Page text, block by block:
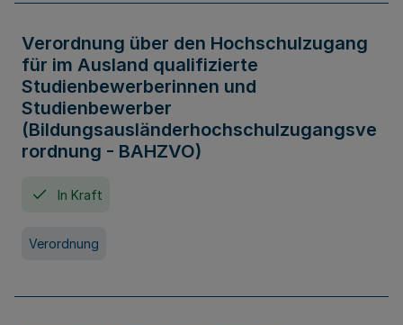
Verordnung über den Hochschulzugang
für im Ausland qualifizierte
Studienbewerberinnen und
Studienbewerber
(Bildungsausländerhochschulzugangsve
rordnung - BAHZVO)
In Kraft
Verordnung